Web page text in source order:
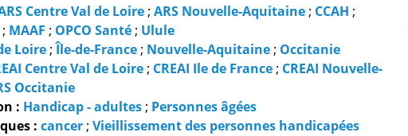
Centre Val de Loire; ARS Nouvelle-Aquitaine; CCAH ;
; MAAF ; OPCO Santé; Ulule
Loire;Île-de-France; Nouvelle-Aquitaine; Occitanie
Centre Val de Loire; CREAI Ile de France; CREAI Nouvelle-
Occitanie
: Handicap - adultes; Personnes âgées
: cancer; Vieillissement des personnes handicapées